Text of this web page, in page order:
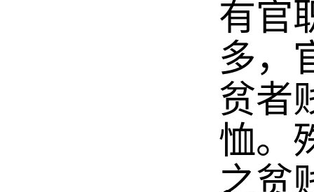
有官
多，
贫者
恤。
之贫